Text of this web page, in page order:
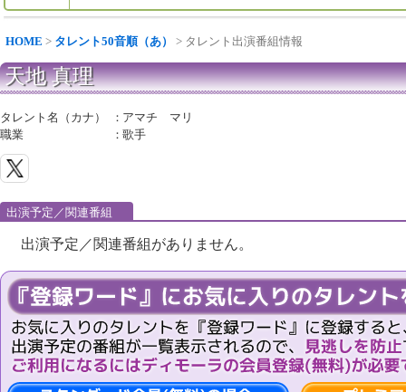
HOME > タレント50音順（あ） > タレント出演番組情報
天地 真理
タレント名（カナ） ： アマチ マリ
職業
：歌手
出演予定／関連番組
出演予定／関連番組がありません。